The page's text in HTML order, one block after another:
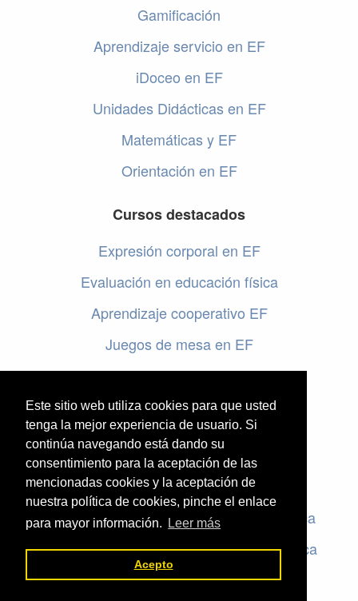
Este sitio web utiliza cookies para que usted
tenga la mejor experiencia de usuario. Si
continúa navegando está dando su
consentimiento para la aceptación de las
mencionadas cookies y la aceptación de
nuestra política de cookies, pinche el enlace
para mayor información.
Leer más
Acepto
Gamificación
Aprendizaje servicio en EF
iDoceo en EF
Unidades Didácticas en EF
Matemáticas y EF
Orientación en EF
Cursos destacados
Expresión corporal en EF
Evaluación en educación física
Aprendizaje cooperativo EF
Juegos de mesa en EF
Programar en EF
Cursos online de educación física
Artículos destacados
Evaluación en educación física
Criterios de evaluación en educación física
Rúbricas de evaluación en educación física